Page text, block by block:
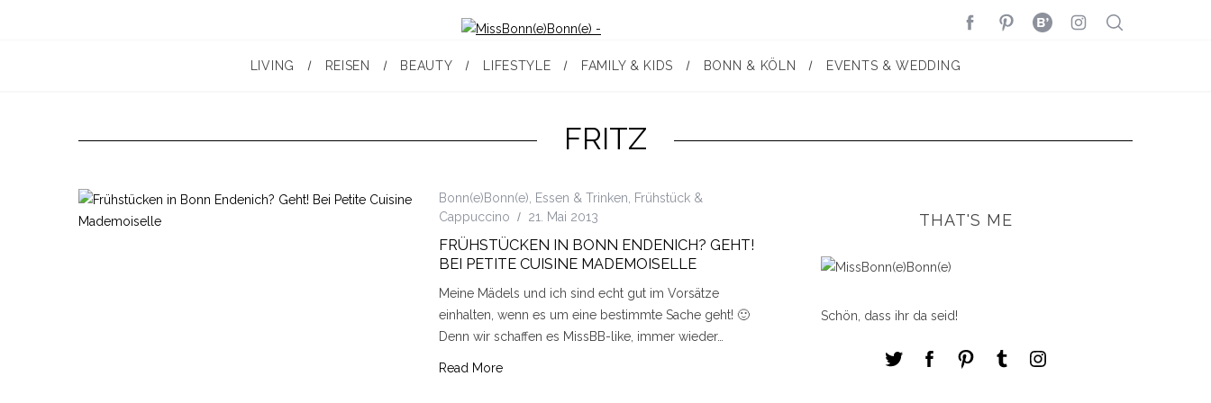
LIVING REISEN BEAUTY LIFESTYLE FAMILY & KIDS BONN & KÖLN EVENTS & WEDDING
FRITZ
Bonn(e)Bonn(e) Essen & Trinken
Frühstück &
Cappuccino
21. Mai 2013
FRÜHSTÜCKEN IN BONN ENDENICH? GEHT!
BEI PETITE CUISINE MADEMOISELLE
Meine Mädels und ich sind echt gut im Vorsätze
einhalten, wenn es um eine bestimmte Sache geht! 🙂
Denn wir schaffen es MissBB-like, immer wieder…
Read More
THAT'S ME
Schön, dass ihr da seid!